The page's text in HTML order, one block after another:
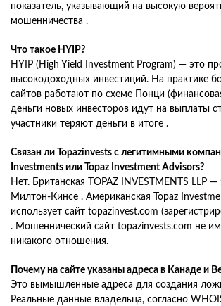
показатель, указывающий на высокую
мошенничества .
Что такое HYIP?
HYIP (High Yield Investment Program) — это
высокодоходных инвестиций. На практике
сайтов работают по схеме Понци
деньги новых инвесторов идут на выплаты
участники теряют деньги в итоге .
Связан ли Topazinvests с легитимными
Investments или Topaz Investment Advisors?
Нет. Британская TOPAZ INVESTMENTS LLP —
Милтон-Кинсе . Американская Topaz
использует сайт topazinvest.com
. Мошеннический сайт topazinvests.com не
никакого отношения.
Почему на сайте указаны адреса в Канаде и
Это вымышленные адреса для создания
Реальные данные владельца, согласно